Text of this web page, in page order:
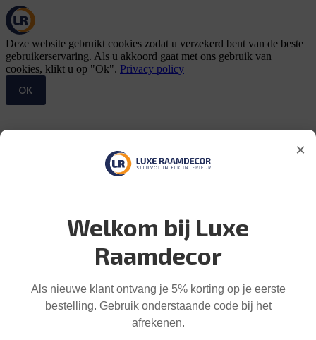
×
Welkom bij Luxe
Raamdecor
Als nieuwe klant ontvang je 5% korting op je eerste
bestelling. Gebruik onderstaande code bij het
afrekenen.
Deze website gebruikt cookies zodat u verzekerd bent van de beste
gebruikerservaring. Als u akkoord gaat met ons gebruik van
cookies, klikt u op "Ok". Privacy policy
OK